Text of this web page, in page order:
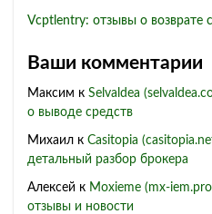
Vcptlentry: отзывы о возврате
Ваши комментарии
Максим к Selvaldea
о выводе средств
Михаил к Casitopia
детальный разбор брокера
Алексей к Moxieme (mx-
отзывы и новости